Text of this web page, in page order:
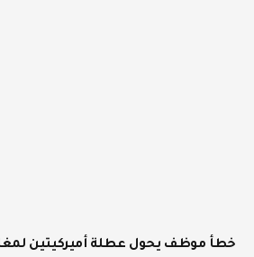
خطأ موظف يحول عطلة أميركيتين